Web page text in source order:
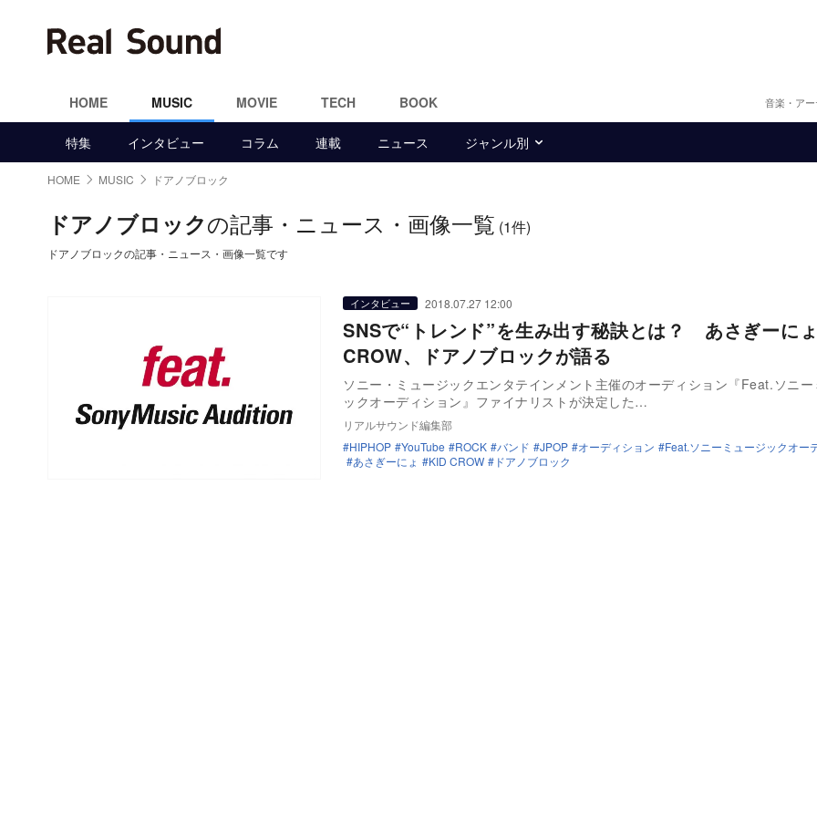
HOME MUSIC MOVIE TECH BOOK 音楽・ア
特集 インタビュー コラム 連載 ニュース ジャンル別
HOME MUSIC ドアノブロック
ドアノブロックの記事・ニュース・画像一覧 (1件)
ドアノブロックの記事・ニュース・画像一覧です
インタビュー 2018.07.27 12:00
SNSで“トレンド”を生み出す秘訣とは？ あさぎーに
CROW、ドアノブロックが語る
ソニー・ミュージックエンタテインメント主催のオーディション『Feat.ソニー
ックオーディション』ファイナリストが決定した…
リアルサウンド編集部
HIPHOP
YouTube ROCK バンド JPOP オーディション
Feat.ソニーミュージックオー
あさぎーにょ
KID CROW ドアノブロック